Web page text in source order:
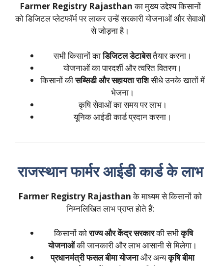
Farmer Registry Rajasthanका मुख्य उद्देश्य किसानों
को डिजिटल प्लेटफॉर्म पर लाकर उन्हें सरकारी योजनाओं और सेवाओं
से जोड़ना है।
सभी किसानों काडिजिटल डेटाबेसतैयार करना।
योजनाओं का पारदर्शी और त्वरित वितरण।
किसानों कीसब्सिडी और सहायता राशिसीधे उनके खातों में
भेजना।
कृषि सेवाओं का समय पर लाभ।
यूनिक आईडी कार्ड प्रदान करना।
राजस्थान फार्मर आईडी कार्ड के लाभ
Farmer Registry Rajasthanके माध्यम से किसानों को
निम्नलिखित लाभ प्राप्त होते हैं:
किसानों कोराज्य और केंद्र सरकारकी सभीकृषि
योजनाओंकी जानकारी और लाभ आसानी से मिलेगा।
प्रधानमंत्री फसल बीमा योजनाऔर अन्यकृषि बीमा